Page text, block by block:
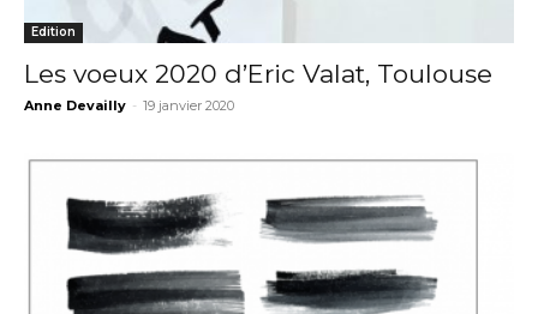
Edition
Les voeux 2020 d’Eric Valat, Toulouse
Anne Devailly - 19 janvier 2020